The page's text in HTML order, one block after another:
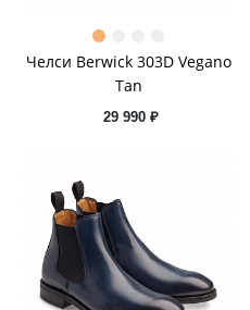
Челси Berwick 303D Vegano
Tan
29 990 ₽